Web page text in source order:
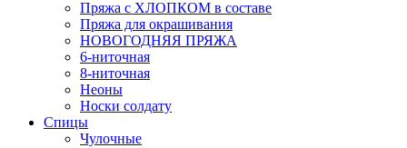
Пряжа с ХЛОПКОМ в составе
Пряжа для окрашивания
НОВОГОДНЯЯ ПРЯЖА
6-ниточная
8-ниточная
Неоны
Носки солдату
Спицы
Чулочные